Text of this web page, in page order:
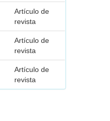
Artículo de
revista
Artículo de
revista
Artículo de
revista